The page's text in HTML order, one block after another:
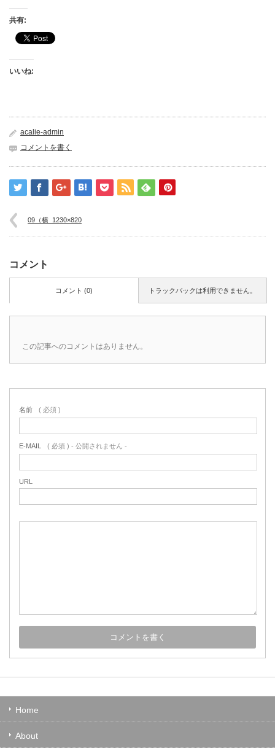
共有:
いいね:
acalie-admin
コメントを書く
09（横_1230×820
コメント
トラックバックは利用できません。
コメント (0)
この記事へのコメントはありません。
名前 ( 必須 )
E-MAIL ( 必須 ) - 公開されません -
URL
Home
About